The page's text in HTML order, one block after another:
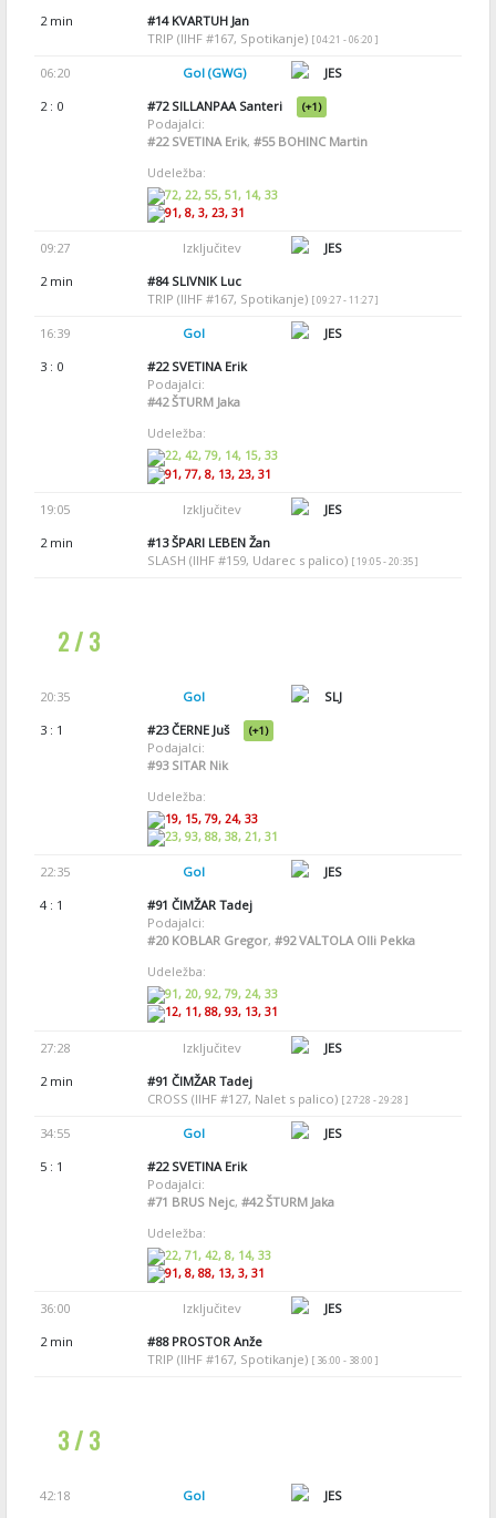
2 min
#14KVARTUH Jan
TRIP (IIHF #167, Spotikanje) [ 04:21 - 06:20 ]
06:20 Gol (GWG)
JES
2 : 0
#72SILLANPAA Santeri (+1)
Podajalci:
#22SVETINA Erik, #55BOHINC Martin
Udeležba:
72, 22, 55, 51, 14, 33
91, 8, 3, 23, 31
09:27 Izključitev
JES
2 min
#84SLIVNIK Luc
TRIP (IIHF #167, Spotikanje) [ 09:27 - 11:27 ]
16:39 Gol
JES
3 : 0
#22SVETINA Erik
Podajalci:
#42ŠTURM Jaka
Udeležba:
22, 42, 79, 14, 15, 33
91, 77, 8, 13, 23, 31
19:05 Izključitev
JES
2 min
#13ŠPARI LEBEN Žan
SLASH (IIHF #159, Udarec s palico) [ 19:05 - 20:35 ]
2 / 3
20:35 Gol
SLJ
3 : 1
#23ČERNE Juš (+1)
Podajalci:
#93SITAR Nik
Udeležba:
19, 15, 79, 24, 33
23, 93, 88, 38, 21, 31
22:35 Gol
JES
4 : 1
#91 ČIMŽAR Tadej
Podajalci:
#20KOBLAR Gregor, #92VALTOLA Olli Pekka
Udeležba:
91, 20, 92, 79, 24, 33
12, 11, 88, 93, 13, 31
27:28 Izključitev
JES
2 min
#91 ČIMŽAR Tadej
CROSS (IIHF #127, Nalet s palico) [ 27:28 - 29:28 ]
34:55 Gol
JES
5 : 1
#22SVETINA Erik
Podajalci:
#71 BRUS Nejc, #42ŠTURM Jaka
Udeležba:
22, 71, 42, 8, 14, 33
91, 8, 88, 13, 3, 31
36:00 Izključitev
JES
2 min
#88PROSTOR Anže
TRIP (IIHF #167, Spotikanje) [ 36:00 - 38:00 ]
3 / 3
42:18 Gol
JES